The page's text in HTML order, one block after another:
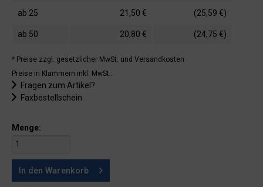
ab 25 21,50 € (25,59 €)
ab 50 20,80 € (24,75 €)
* Preise zzgl. gesetzlicher MwSt. und Versandkosten
Preise in Klammern inkl. MwSt.:
Fragen zum Artikel?
Faxbestellschein
Menge:
In den Warenkorb